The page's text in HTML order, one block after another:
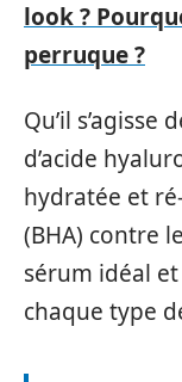
look ?
perruque ?
Qu’il s’agisse
d’acide
hydratée et
(BHA) contre
sérum idéal
chaque type